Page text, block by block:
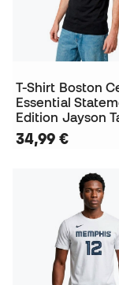
T-Shirt Boston
Essential
Edition Jayson
34,99 €